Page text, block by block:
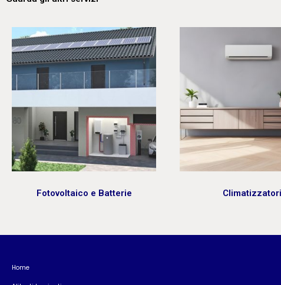
Climatizzatori Pompe di calore
Home